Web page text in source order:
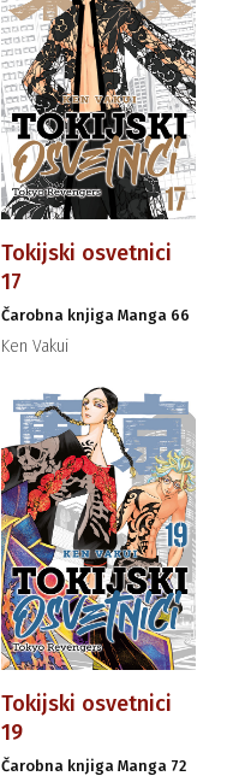
Tokijski osvetnici
17
Čarobna knjiga Manga 66
Ken Vakui
Tokijski osvetnici
19
Čarobna knjiga Manga 72